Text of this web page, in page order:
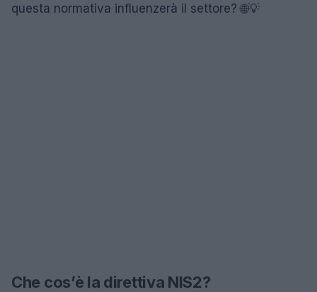
questa normativa influenzerà il settore? 🌐💡
Che cos’è la direttiva NIS2?